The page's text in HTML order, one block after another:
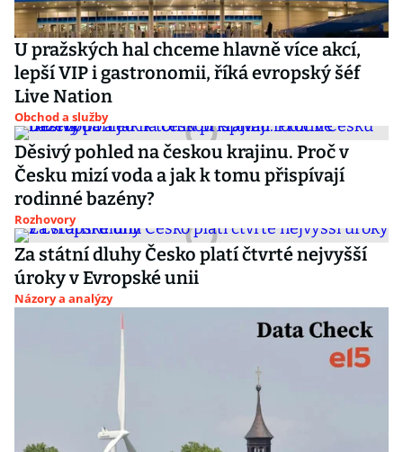
U pražských hal chceme hlavně více akcí,
lepší VIP i gastronomii, říká evropský šéf
Live Nation
Obchod a služby
Děsivý pohled na českou krajinu. Proč v
Česku mizí voda a jak k tomu přispívají
rodinné bazény?
Rozhovory
Za státní dluhy Česko platí čtvrté nejvyšší
úroky v Evropské unii
Názory a analýzy